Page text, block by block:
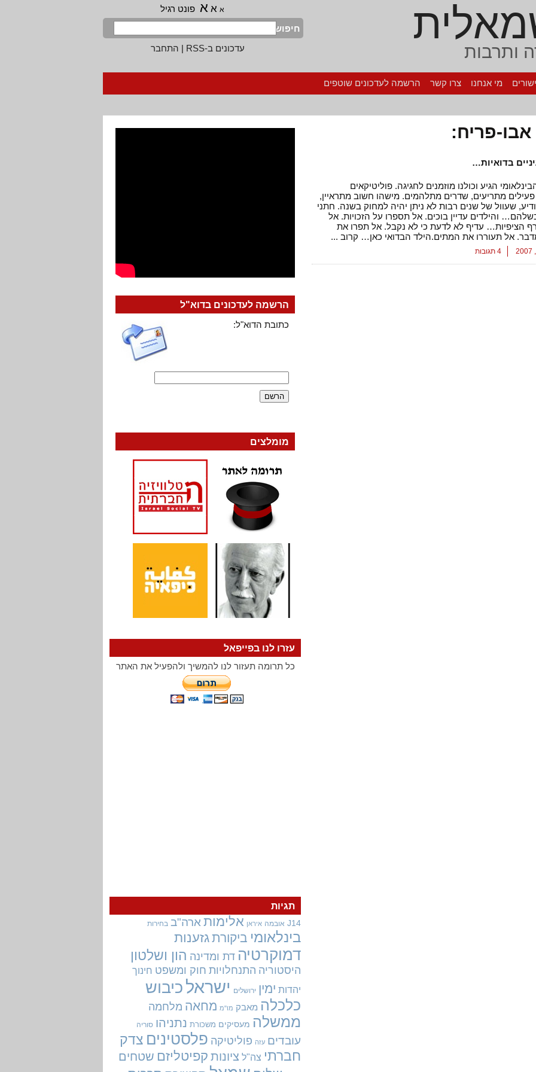
ותרבות
א א א פונט רגיל
חיפוש
עדכונים ב-RSS
| התחבר
מי אנחנו צרו קשר הרשמה לעדכונים שוטפים
פריח:
בדואיות…
הגיע וכולנו מוזמנים לחגיגה. פוליטיקאים
מתריעים, שדרים מתלהמים. מישהו חשוב מתראיין,
שעוול של שנים רבות לא ניתן יהיה למחוק בשנה. חתני
והילדים עדיין בוכים. אל תספרו על הזכויות. אל
הציפיות… עדיף לא לדעת כי לא נקבל. אל תפרו את
אל תעוררו את המתים.הילד הבדואי כאן… קרוב ...
4 תגובות
הרשמה לעדכונים בדוא"ל
כתובת הדוא"ל:
מומלצים
עזרו לנו בפייפאל
כל תרומה תעזור לנו להמשיך ולהפעיל את האתר
תגיות
J14 אובמה איראן אלימות ארה"ב בחירות
בינלאומי ביקורתגזענות
דמוקרטיה דת ומדינה הון ושלטון
היסטוריה התנחלויות חוק ומשפט חינוך
יהדות ימין ירושלים ישראל כיבוש
כלכלה מאבק מו"מ מחאה מלחמה
ממשלה מעסיקים משכורת נתניהו סוריה
עובדים עזה פוליטיקה פלסטינים צדק
חברתי צה"ל ציונות קפיטליזם שטחים